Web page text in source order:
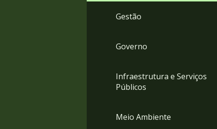
Gestão
Governo
Infraestrutura e Serviços
Públicos
Meio Ambiente